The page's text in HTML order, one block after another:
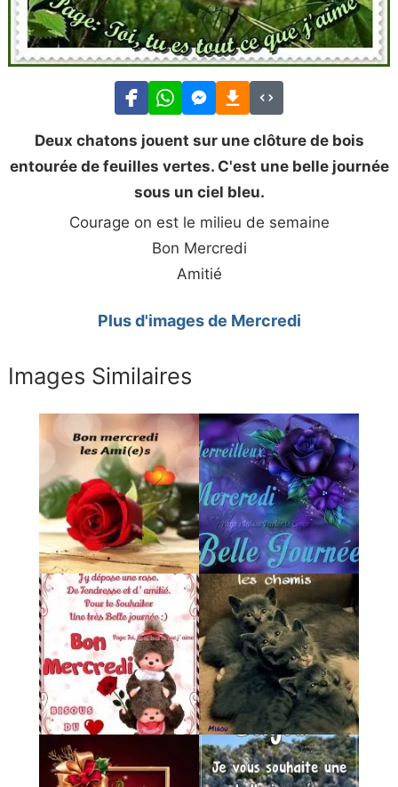
Deux chatons jouent sur une clôture de bois
entourée de feuilles vertes. C'est une belle journée
sous un ciel bleu.
Courage on est le milieu de semaine
Bon Mercredi
Amitié
Plus d'images de Mercredi
Images Similaires